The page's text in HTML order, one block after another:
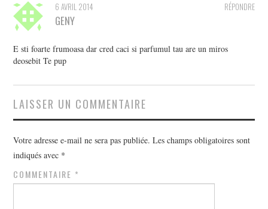
RÉPONDRE
6 AVRIL 2014
GENY
E sti foarte frumoasa dar cred caci si parfumul tau are un miros
deosebit Te pup
LAISSER UN COMMENTAIRE
Votre adresse e-mail ne sera pas publiée. Les champs obligatoires sont
indiqués avec *
COMMENTAIRE *